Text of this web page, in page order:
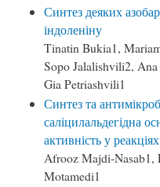
Синтез деяких
індоленіну
Tinatin Bukia1,
Sopo Jalalishvili2,
Gia Petriashvili1
Синтез та
саліцилальдегідна
активність у
Afrooz Majdi-Nasab1,
Motamedi1